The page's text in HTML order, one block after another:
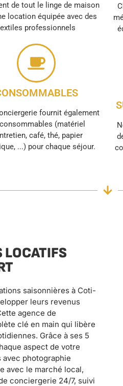
de tout le linge de maison
location équipée avec des
professionnels
fournit également
(matériel
café, thé, papier
...) pour chaque séjour.
LOCATIFS
saisonnières à Coti-
leurs revenus
agence de
clé en main qui libère
Grâce à ses 5
aspect de votre
photographie
avec le marché local,
conciergerie 24/7, suivi